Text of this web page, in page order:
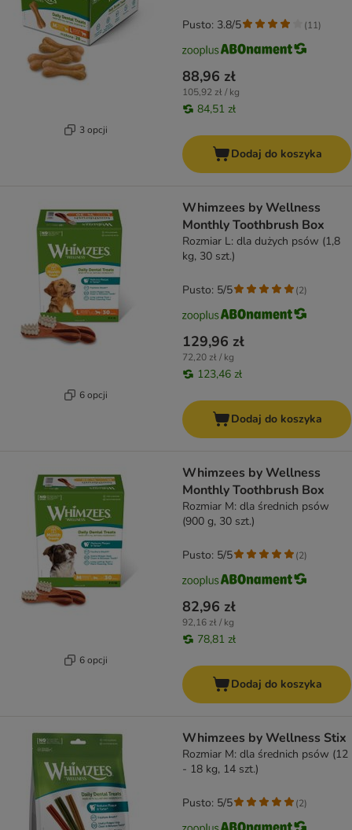
3 opcji
88,96 zł
105,92 zł / kg
84,51 zł
Pusto: 3.8/5 (11)
Dodaj do koszyka
6 opcji
Whimzees by Wellness
Monthly Toothbrush Box
Rozmiar L: dla dużych psów (1,8
kg, 30 szt.)
129,96 zł
72,20 zł / kg
123,46 zł
Pusto: 5/5 (2)
Dodaj do koszyka
6 opcji
Whimzees by Wellness
Monthly Toothbrush Box
Rozmiar M: dla średnich psów
(900 g, 30 szt.)
82,96 zł
92,16 zł / kg
78,81 zł
Pusto: 5/5 (2)
Dodaj do koszyka
Whimzees by Wellness Stix
Rozmiar M: dla średnich psów (12
- 18 kg, 14 szt.)
Pusto: 5/5 (2)